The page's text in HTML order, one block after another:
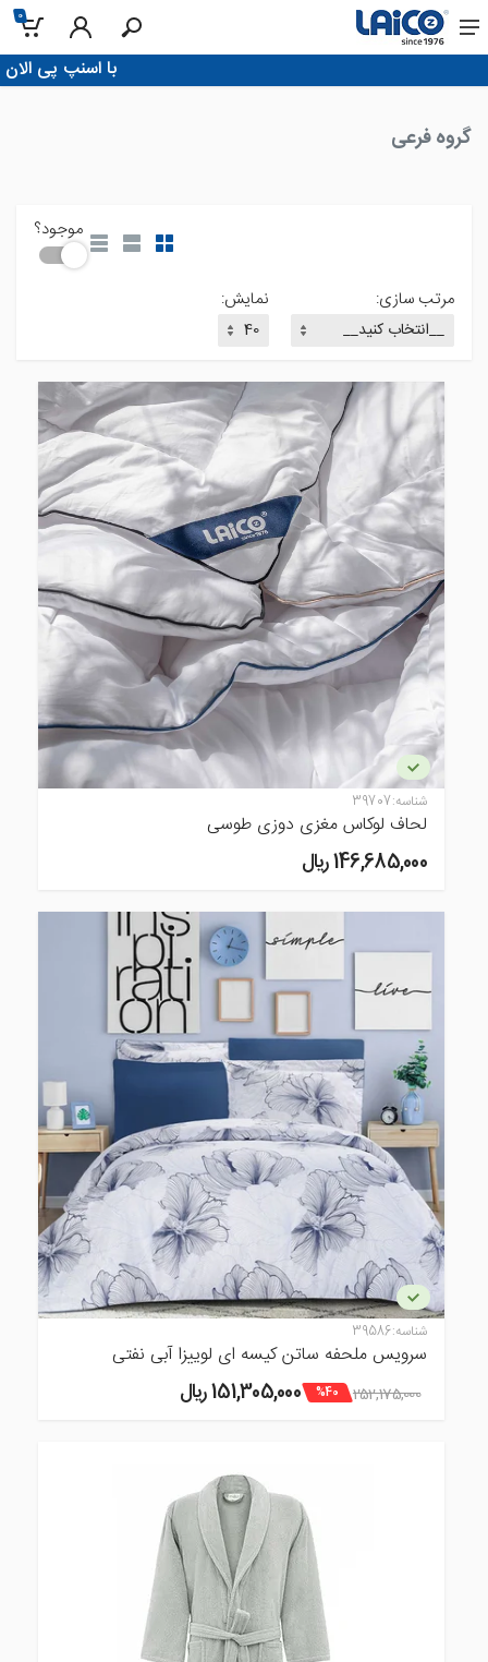
0
!با اسنپ پی الان بخر، تو 4 قسط پرداخت کن
خانه
گروه فرعی
موجود؟
مرتب سازی: نمایش:
شناسه:39707
لحاف لوکاس مغزی دوزی طوسی
146,685,000 ريال
شناسه:39586
سرویس ملحفه ساتن کیسه ای لوییزا آبی نفتی
252,175,000
%40 151,305,000 ريال